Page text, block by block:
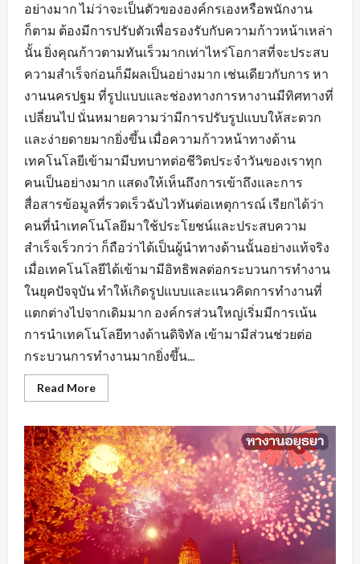
อย่างมาก ไม่ว่าจะเป็นตัวขององค์กรเองหรือพนักงาน
ก็ตาม ต้องมีการปรับตัวเพื่อรองรับกับความก้าวหน้าเหล่า
นั้น ยิ่งคุณก้าวตามทันเร็วมากเท่าไหร่โอกาสที่จะประสบ
ความสำเร็จก่อนก็มีผลเป็นอย่างมาก เช่นเดียวกับการ หา
งานนครปฐม ที่รูปแบบและช่องทางการหางานมีทิศทางที่
เปลี่ยนไป นั่นหมายความว่ามีการปรับรูปแบบให้สะดวก
และง่ายดายมากยิ่งขึ้น เมื่อความก้าวหน้าทางด้าน
เทคโนโลยีเข้ามามีบทบาทต่อชีวิตประจำวันของเราทุก
คนเป็นอย่างมาก แสดงให้เห็นถึงการเข้าถึงและการ
สื่อสารข้อมูลที่รวดเร็วฉับไวทันต่อเหตุการณ์ เรียกได้ว่า
คนที่นำเทคโนโลยีมาใช้ประโยชน์และประสบความ
สำเร็จเร็วกว่า ก็ถือว่าได้เป็นผู้นำทางด้านนั้นอย่างแท้จริง
เมื่อเทคโนโลยีได้เข้ามามีอิทธิพลต่อกระบวนการทำงาน
ในยุคปัจจุบัน ทำให้เกิดรูปแบบและแนวคิดการทำงานที่
แตกต่างไปจากเดิมมาก องค์กรส่วนใหญ่เริ่มมีการเน้น
การนำเทคโนโลยีทางด้านดิจิทัล เข้ามามีส่วนช่วยต่อ
กระบวนการทำงานมากยิ่งขึ้น...
Read MoreRead
more
งาน
นครปฐม
ยุค
ของ
AI
มี
ผล
ต่อ
การ
จ้าง
งาน
หรือ